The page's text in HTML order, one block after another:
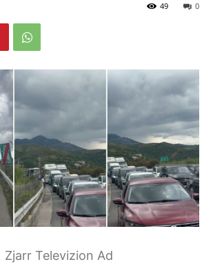
0
49
Zjarr Televizion Ad